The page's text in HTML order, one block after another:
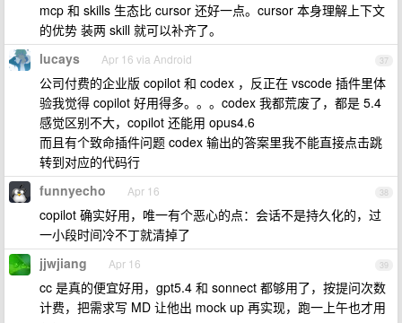
mcp 和 skills 生态比 cursor 还好一点。cursor 本身理解上下文
的优势 装两 skill 就可以补齐了。
37
lucays Apr 16 via Android
公司付费的企业版 copilot 和 codex ，反正在 vscode 插件里体
验我觉得 copilot 好用得多。。。codex 我都荒废了，都是 5.4
感觉区别不大，copilot 还能用 opus4.6
而且有个致命插件问题 codex 输出的答案里我不能直接点击跳
转到对应的代码行
38
funnyecho Apr 16
copilot 确实好用，唯一有个恶心的点：会话不是持久化的，过
一小段时间冷不丁就清掉了
39
jjwjiang Apr 16
cc 是真的便宜好用，gpt5.4 和 sonnect 都够用了，按提问次数
计费，把需求写 MD 让他出 mock up 再实现，跑一上午也才用